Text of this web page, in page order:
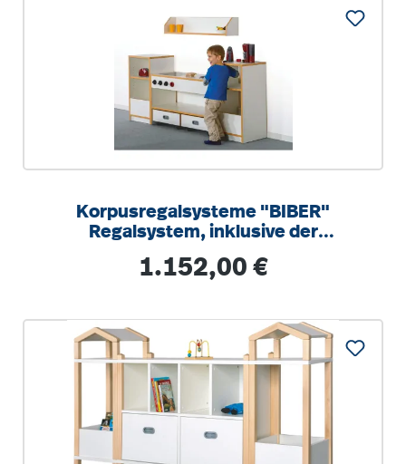
Korpusregalsysteme "BIBER"
Regalsystem, inklusive der
Regulärer Preis:
1.152,00 €